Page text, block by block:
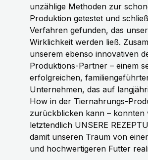
unzählige Methoden zur
Produktion getestet und
Verfahren gefunden, das
Wirklichkeit werden ließ.
unserem ebenso innovativen
Produktions-Partner – einem
erfolgreichen,
Unternehmen, das auf
How in der Tiernahrungs-
zurückblicken kann – konnten
letztendlich UNSERE
damit unseren Traum von
und hochwertigeren Futter